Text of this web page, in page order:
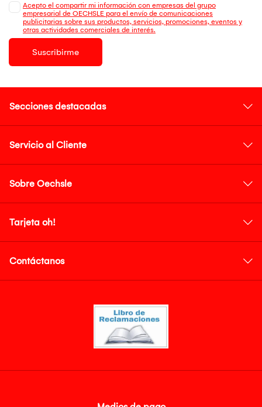
Acepto el compartir mi información con empresas del grupo
empresarial de OECHSLE para el envío de comunicaciones
publicitarias sobre sus productos, servicios, promociones, eventos y
otras actividades comerciales de interés.
Suscribirme
Secciones destacadas
Servicio al Cliente
Sobre Oechsle
Tarjeta oh!
Contáctanos